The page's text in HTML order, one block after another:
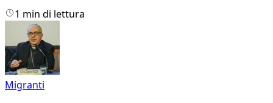
1 min di lettura
Migranti